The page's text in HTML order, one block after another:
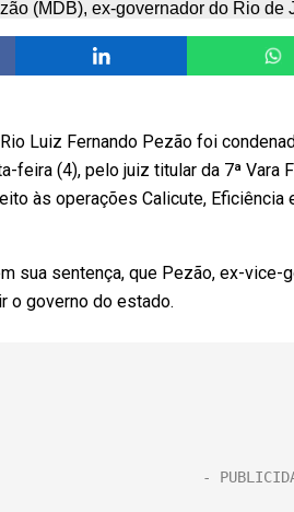
Luiz Fernando Pezão foi
feira (4), pelo juiz titular da 7ª Vara
às operações Calicute,
sua sentença, que Pezão, ex-vice-
o governo do estado.